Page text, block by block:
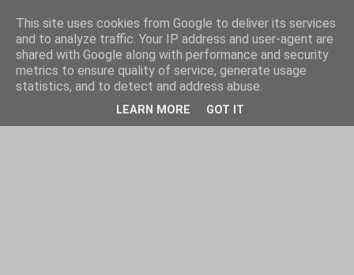
This site uses cookies from Google to deliver its services
and to analyze traffic. Your IP address and user-agent are
shared with Google along with performance and security
metrics to ensure quality of service, generate usage
statistics, and to detect and address abuse.
LEARN MORE GOT IT